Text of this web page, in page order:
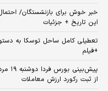
خبر خوش برای بازنشستگان/
این تاریخ + جزئیات
تعطیلی کامل ساحل توسکا به
+فیلم
از ثبت رکورد ارزش معاملات